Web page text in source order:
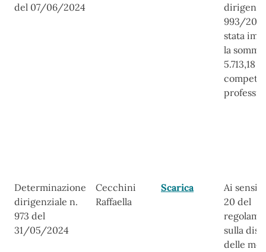
del 07/06/2024
993/
stata
la
5.713,18
Determinazione
dirigenziale n.
973 del
31/05/2024
Cecchini
Raffaella
Scarica
Ai sensi
20 del
sulla
delle